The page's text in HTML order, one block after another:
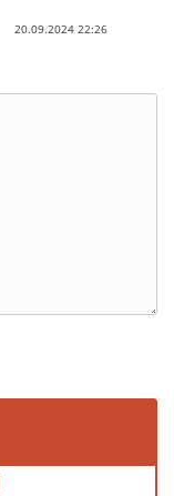
20.09.2024 22:26